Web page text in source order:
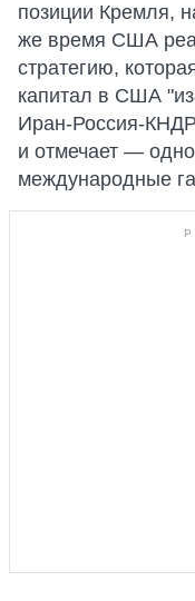
позиции Кремля,
же время США
стратегию,
капитал в США
Иран-Россия-
и отмечает —
международные